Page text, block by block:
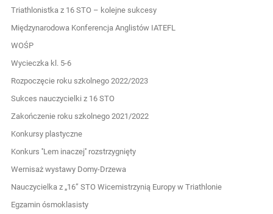
Triathlonistka z 16 STO – kolejne sukcesy
Międzynarodowa Konferencja Anglistów IATEFL
WOŚP
Wycieczka kl. 5-6
Rozpoczęcie roku szkolnego 2022/2023
Sukces nauczycielki z 16 STO
Zakończenie roku szkolnego 2021/2022
Konkursy plastyczne
Konkurs ''Lem inaczej'' rozstrzygnięty
Wernisaż wystawy Domy-Drzewa
Nauczycielka z „16” STO Wicemistrzynią Europy w Triathlonie
Egzamin ósmoklasisty